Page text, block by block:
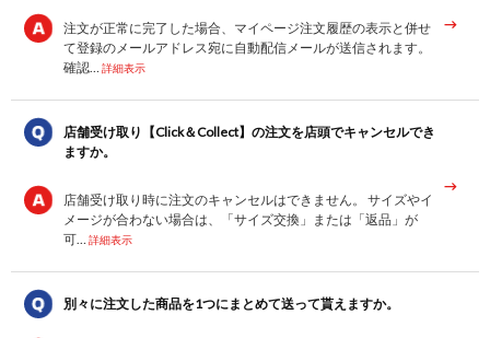
注文が正常に完了した場合、マイページ注文履歴の表示と併せ
て登録のメールアドレス宛に自動配信メールが送信されます。
確認…
詳細表示
店舗受け取り【Click＆Collect】の注文を店頭でキャンセルでき
ますか。
店舗受け取り時に注文のキャンセルはできません。 サイズやイ
メージが合わない場合は、「サイズ交換」または「返品」が
可…
詳細表示
別々に注文した商品を1つにまとめて送って貰えますか。